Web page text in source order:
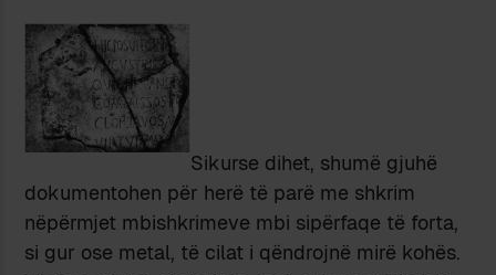
Sikurse dihet, shumë gjuhë
dokumentohen për herë të parë me shkrim
nëpërmjet mbishkrimeve mbi sipërfaqe të forta,
si gur ose metal, të cilat i qëndrojnë mirë kohës.